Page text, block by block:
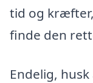
tid og
finde den
Endelig,